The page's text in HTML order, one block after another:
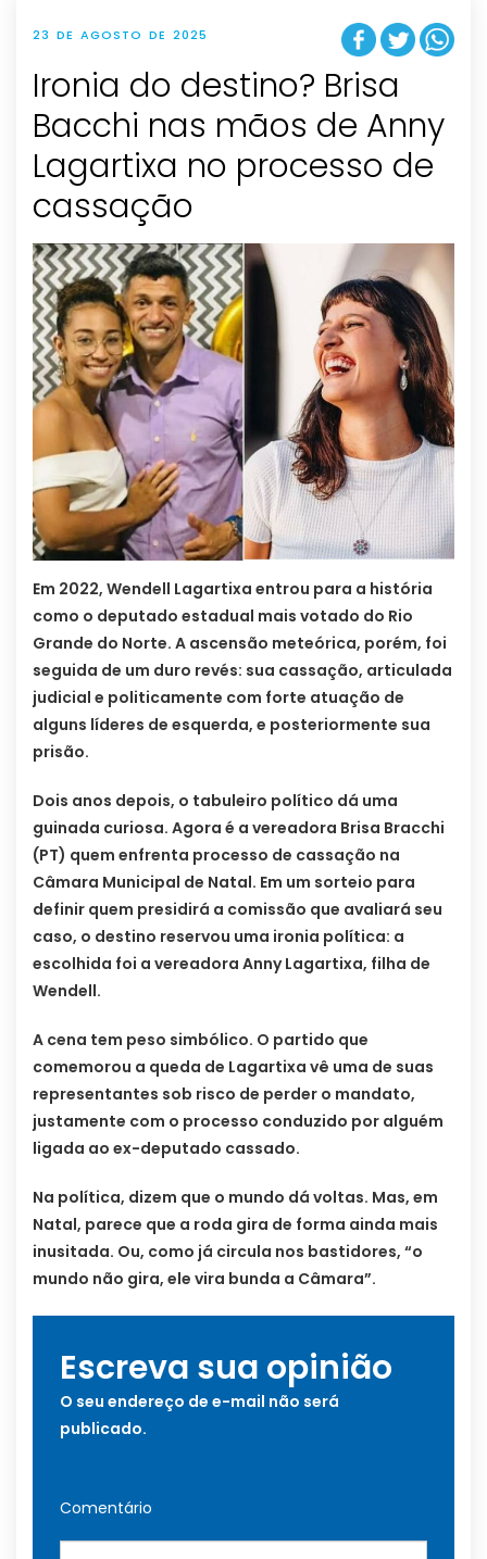
23 DE AGOSTO DE 2025
Ironia do destino? Brisa
Bacchi nas mãos de Anny
Lagartixa no processo de
cassação
Em 2022, Wendell Lagartixa entrou para a história
como o deputado estadual mais votado do Rio
Grande do Norte. A ascensão meteórica, porém, foi
seguida de um duro revés: sua cassação, articulada
judicial e politicamente com forte atuação de
alguns líderes de esquerda, e posteriormente sua
prisão.
Dois anos depois, o tabuleiro político dá uma
guinada curiosa. Agora é a vereadora Brisa Bracchi
(PT) quem enfrenta processo de cassação na
Câmara Municipal de Natal. Em um sorteio para
definir quem presidirá a comissão que avaliará seu
caso, o destino reservou uma ironia política: a
escolhida foi a vereadora Anny Lagartixa, filha de
Wendell.
A cena tem peso simbólico. O partido que
comemorou a queda de Lagartixa vê uma de suas
representantes sob risco de perder o mandato,
justamente com o processo conduzido por alguém
ligada ao ex-deputado cassado.
Na política, dizem que o mundo dá voltas. Mas, em
Natal, parece que a roda gira de forma ainda mais
inusitada. Ou, como já circula nos bastidores, “o
mundo não gira, ele vira bunda a Câmara”.
Escreva sua opinião
O seu endereço de e-mail não será
publicado.
Comentário